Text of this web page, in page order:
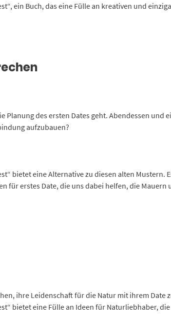
ein Buch, das eine Fülle an kreativen und
des ersten Dates geht. Abendessen und
aufzubauen?
bietet eine Alternative zu diesen alten Mustern.
für erstes Date, die uns dabei helfen, die Mauern
ihre Leidenschaft für die Natur mit ihrem Date
bietet eine Fülle an Ideen für Naturliebhaber, die